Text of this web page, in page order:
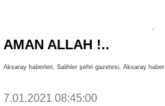
AMAN ALLAH !..
Aksaray haberleri, Salihler şehri gazetesi, Aksaray haber
7.01.2021 08:45:00